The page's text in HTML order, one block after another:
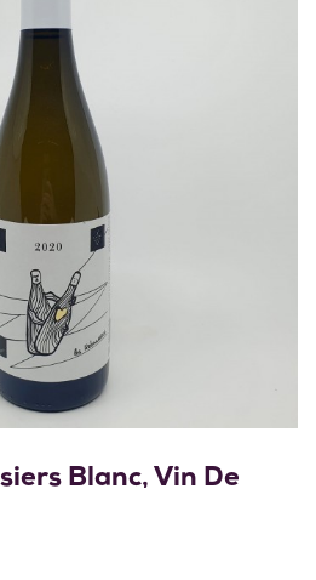
Blanc, Vin De